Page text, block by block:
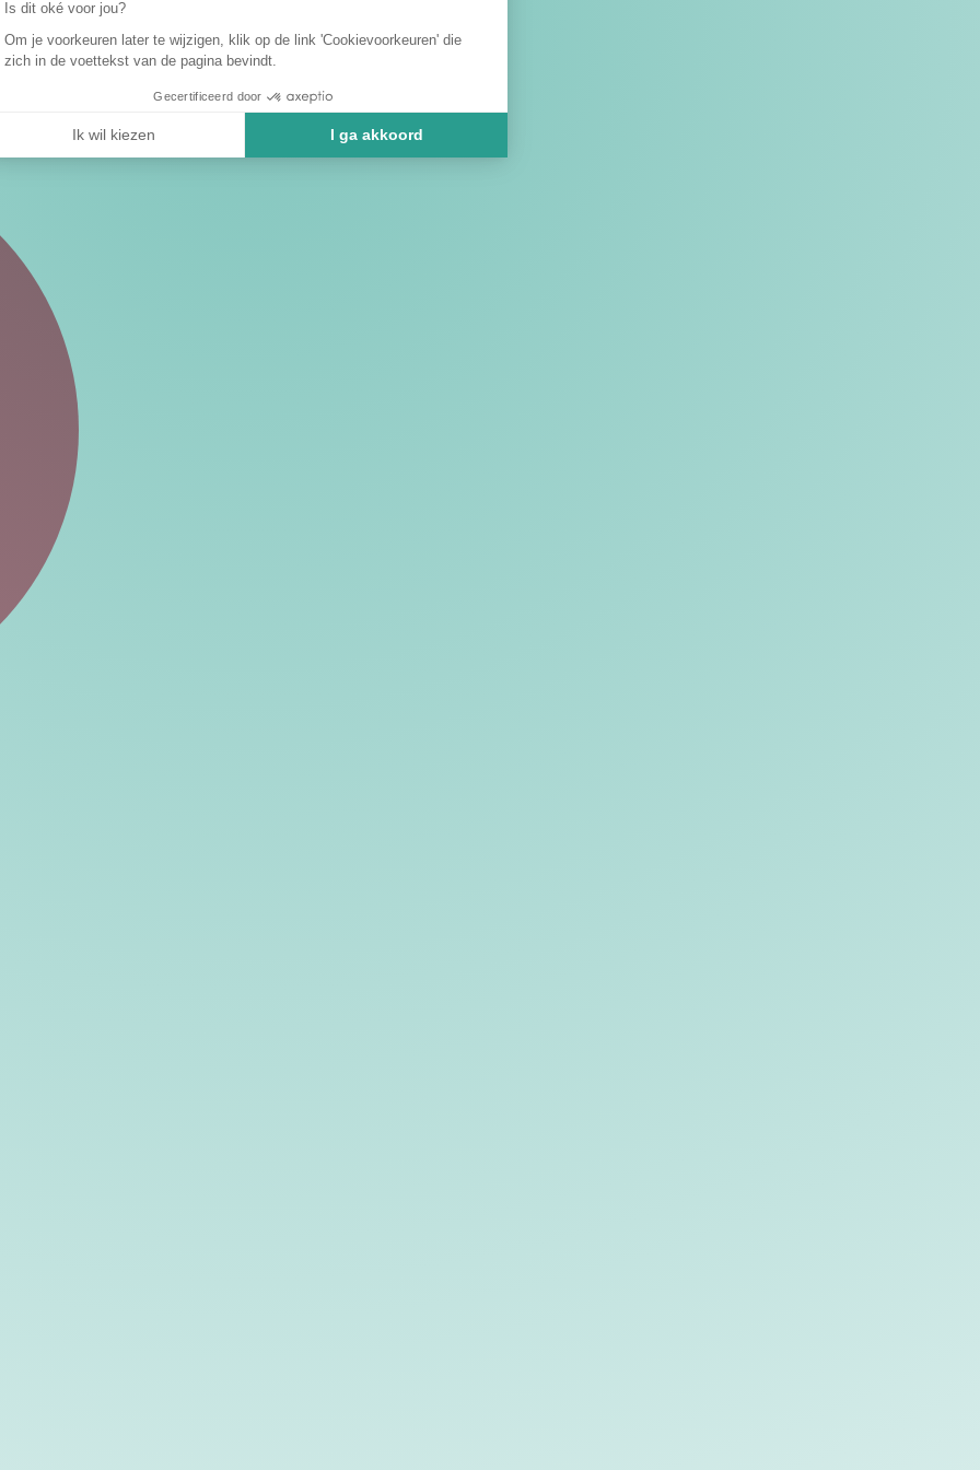
Is dit oké voor jou?
Om je voorkeuren later te wijzigen, klik op de link 'Cookievoorkeuren' die
zich in de voettekst van de pagina bevindt.
Gecertificeerd door
Ik wil kiezen I ga akkoord